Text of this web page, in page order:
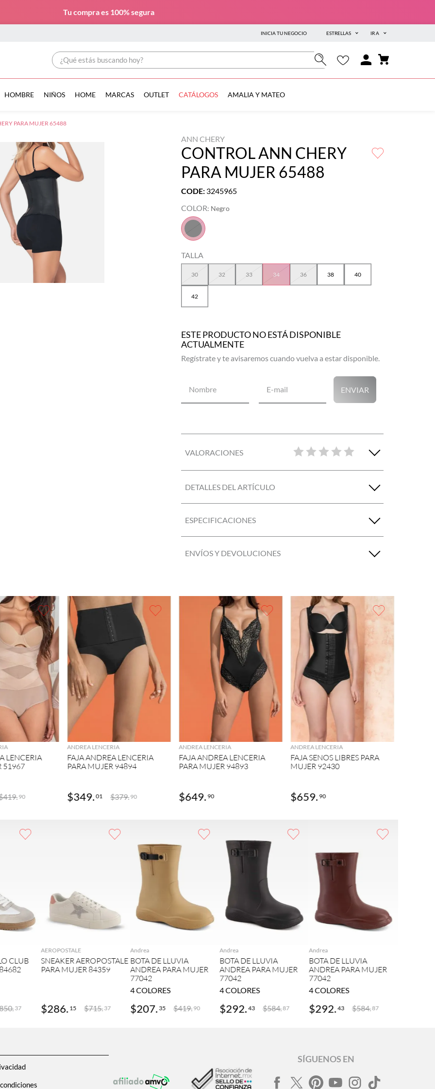
Tu compra es 100% segura
INICIA TU NEGOCIO ESTRELLAS IR A
¿Qué estás buscando hoy?
HOMBRE NIÑOS HOME MARCAS OUTLET CATÁLOGOS AMALIA Y MATEO
PARA MUJER 65488
ANN CHERY
CONTROL ANN CHERY
PARA MUJER 65488
CODE: 3245965
COLOR: Negro
TALLA
30 32 33 34 36 38 40
42
ESTE PRODUCTO NO ESTÁ DISPONIBLE
ACTUALMENTE
ENVIAR
VALORACIONES
DETALLES DEL ARTÍCULO
ESPECIFICACIONES
ENVÍOS Y DEVOLUCIONES
LENCERIA
51967
419.90
ANDREA LENCERIA
FAJA ANDREA LENCERIA
PARA MUJER 94894
$349.01 $379.90
AGREGAR
ANDREA LENCERIA
FAJA ANDREA LENCERIA
PARA MUJER 94893
$649. 90
ANDREA LENCERIA
FAJA SENOS LIBRES PARA
MUJER 92430
$659. 90
CLUB
.37
AGREGAR
AEROPOSTALE
SNEAKER AEROPOSTALE
PARA MUJER 84359
$286. 15 $715. 37
AGREGAR
Andrea
BOTA DE LLUVIA
ANDREA PARA MUJER
77042
4COLORES
$207. 35 $419. 90
AGREGAR
Andrea
BOTA DE LLUVIA
ANDREA PARA MUJER
77042
4COLORES
$292.43 $584.87
AGREGAR
Andrea
BOTA DE LLUVIA
ANDREA PARA MUJER
77042
4COLORES
$292.43 $584.87
SÍGUENOS EN